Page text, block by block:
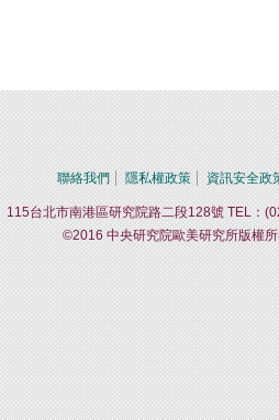
聯絡我們 隱私權政策 資訊安全政
115台北市南港區研究院路二段128號 TEL：
©2016 中央研究院歐美研究所版權